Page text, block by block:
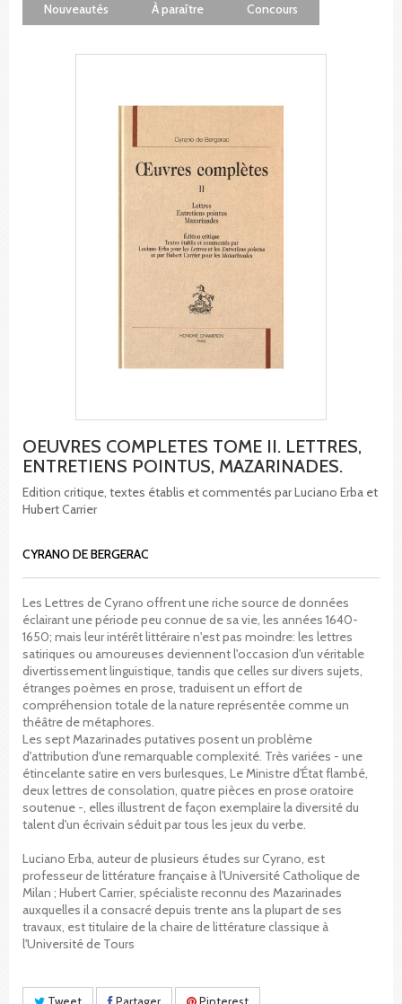
Nouveautés À paraître Concours
OEUVRES COMPLETES TOME II. LETTRES,
ENTRETIENS POINTUS, MAZARINADES.
Edition critique, textes établis et commentés par Luciano Erba et
Hubert Carrier
CYRANO DE BERGERAC
Les Lettres de Cyrano offrent une riche source de données
éclairant une période peu connue de sa vie, les années 1640-
1650; mais leur intérêt littéraire n'est pas moindre: les lettres
satiriques ou amoureuses deviennent l'occasion d'un véritable
divertissement linguistique, tandis que celles sur divers sujets,
étranges poèmes en prose, traduisent un effort de
compréhension totale de la nature représentée comme un
théâtre de métaphores.
Les sept Mazarinades putatives posent un problème
d'attribution d'une remarquable complexité. Très variées - une
étincelante satire en vers burlesques, Le Ministre d'État flambé,
deux lettres de consolation, quatre pièces en prose oratoire
soutenue -, elles illustrent de façon exemplaire la diversité du
talent d'un écrivain séduit par tous les jeux du verbe.
Luciano Erba, auteur de plusieurs études sur Cyrano, est
professeur de littérature française à l'Université Catholique de
Milan ; Hubert Carrier, spécialiste reconnu des Mazarinades
auxquelles il a consacré depuis trente ans la plupart de ses
travaux, est titulaire de la chaire de littérature classique à
l'Université de Tours